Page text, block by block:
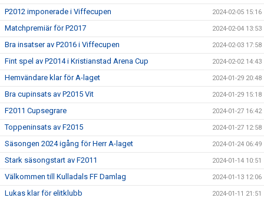
P2012 imponerade i Viffecupen 2024-02-05 15:16
Matchpremiär för P2017 2024-02-04 13:53
Bra insatser av P2016 i Viffecupen 2024-02-03 17:58
Fint spel av P2014 i Kristianstad Arena Cup 2024-02-02 14:43
Hemvändare klar för A-laget 2024-01-29 20:48
Bra cupinsats av P2015 Vit 2024-01-29 15:18
F2011 Cupsegrare 2024-01-27 16:42
Toppeninsats av F2015 2024-01-27 12:58
Säsongen 2024 igång för Herr A-laget 2024-01-24 06:49
Stark säsongstart av F2011 2024-01-14 10:51
Välkommen till Kulladals FF Damlag 2024-01-13 12:06
Lukas klar för elitklubb 2024-01-11 21:51